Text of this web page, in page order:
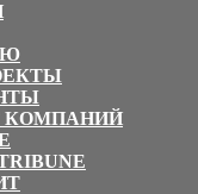
КОМПАНИЙ